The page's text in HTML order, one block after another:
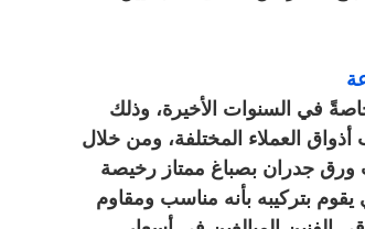
في السنوات الأخيرة، وذلك
العملاء المختلفة، ومن خلال
جدران بصباغ ممتاز رخيصة
يقوم بتركيبه بأنه مناسب ومقاوم